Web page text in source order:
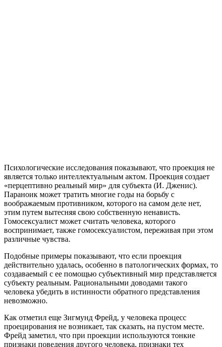
Психологические исследования показывают, что проекция не
является только интеллектуальным актом. Проекция создает
«перцептивно реальный мир» для субъекта (И. Дженис).
Параноик может тратить многие годы на борьбу с
воображаемым противником, которого на самом деле нет,
этим путем вытесняя свою собственную ненависть.
Гомосексуалист может считать человека, которого
воспринимает, также гомосексуалистом, переживая при этом
различные чувства.
Подобные примеры показывают, что если проекция
действительно удалась, особенно в патологических формах, то
создаваемый с ее помощью субъективный мир представляется
субъекту реальным. Рациональными доводами такого
человека убедить в истинности обратного представления
невозможно.
Как отметил еще Зигмунд Фрейд, у человека процесс
проецирования не возникает, так сказать, на пустом месте.
Фрейд заметил, что при проекции используются тонкие
признаки поведения другого человека, признаки тех